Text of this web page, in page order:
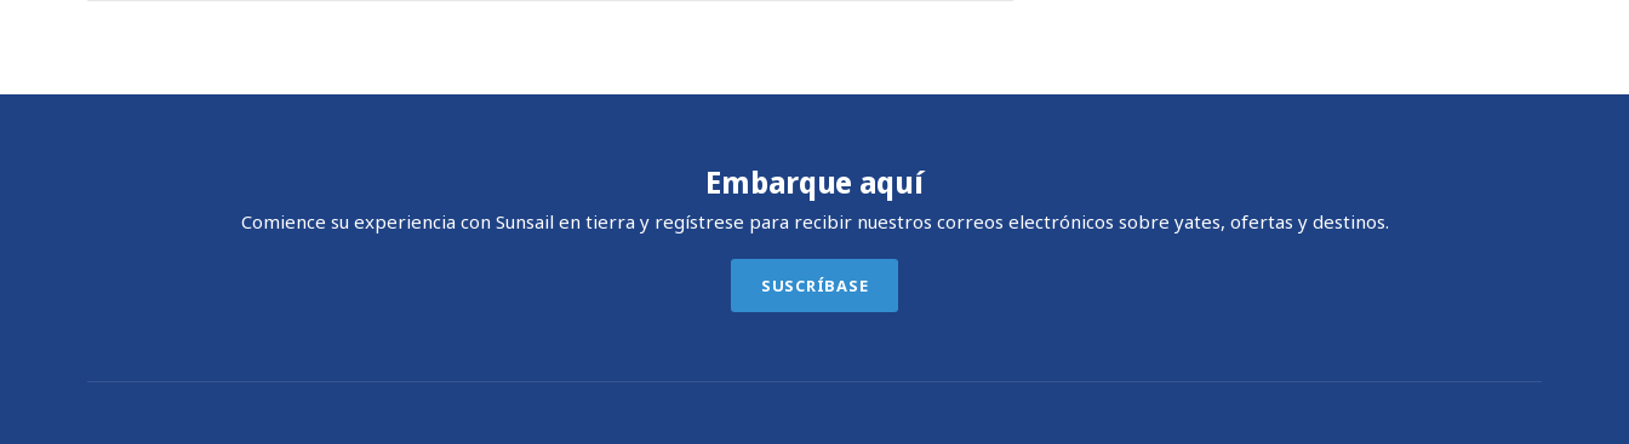
Embarque aquí
Comience su experiencia con Sunsail en tierra y regístrese para recibir nuestros correos electrónicos sobre yates, ofertas y destinos.
SUSCRÍBASE